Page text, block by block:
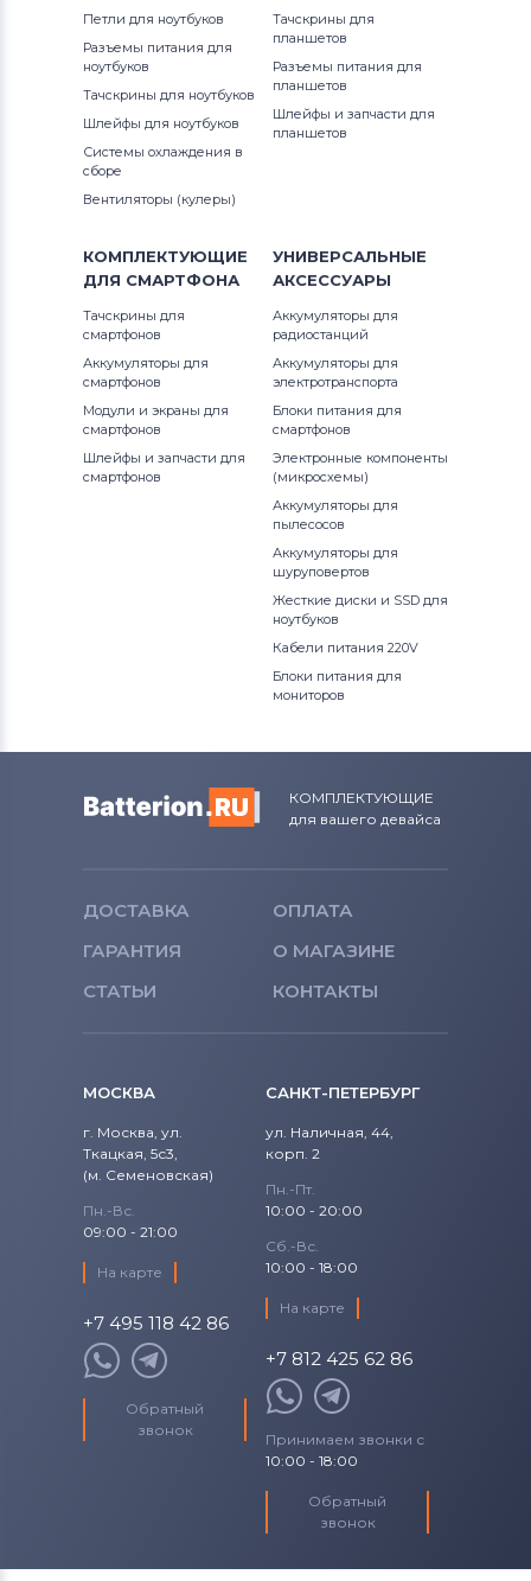
Петли для ноутбуков
Разъемы питания для
ноутбуков
Тачскрины для ноутбуков
Шлейфы для ноутбуков
Системы охлаждения в
сборе
Вентиляторы (кулеры)
Тачскрины для
планшетов
Разъемы питания для
планшетов
Шлейфы и запчасти для
планшетов
КОМПЛЕКТУЮЩИЕ
ДЛЯ СМАРТФОНА
Тачскрины для
смартфонов
Аккумуляторы для
смартфонов
Модули и экраны для
смартфонов
Шлейфы и запчасти для
смартфонов
УНИВЕРСАЛЬНЫЕ
АКСЕССУАРЫ
Аккумуляторы для
радиостанций
Аккумуляторы для
электротранспорта
Блоки питания для
смартфонов
Электронные компоненты
(микросхемы)
Аккумуляторы для
пылесосов
Аккумуляторы для
шуруповертов
Жесткие диски и SSD для
ноутбуков
Кабели питания 220V
Блоки питания для
мониторов
КОМПЛЕКТУЮЩИЕ
для вашего девайса
ДОСТАВКА
ОПЛАТА
ГАРАНТИЯ
О МАГАЗИНЕ
СТАТЬИ
КОНТАКТЫ
МОСКВА
г. Москва, ул.
Ткацкая, 5с3,
(м. Семеновская)
Пн.-Вс.
09:00 - 21:00
На карте
+7 495 118 42 86
Обратный
звонок
САНКТ-ПЕТЕРБУРГ
ул. Наличная, 44,
корп. 2
Пн.-Пт.
10:00 - 20:00
Сб.-Вс.
10:00 - 18:00
На карте
+7 812 425 62 86
Принимаем звонки с
10:00 - 18:00
Обратный
звонок